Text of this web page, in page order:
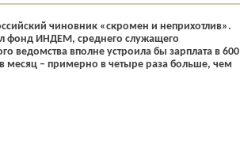
чиновник «скромен и неприхотлив».
фонд ИНДЕМ, среднего служащего
ведомства вполне устроила бы зарплата в 600
месяц – примерно в четыре раза больше, чем